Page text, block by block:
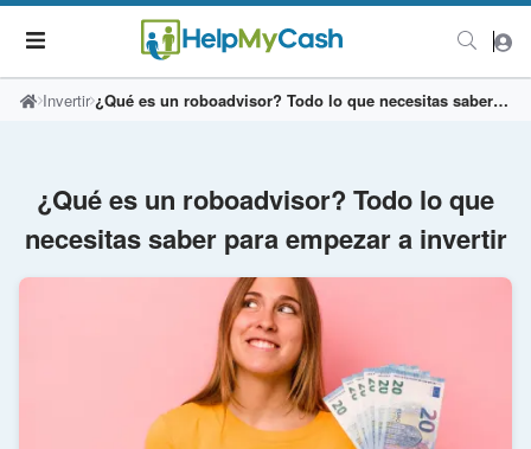
Invertir ¿Qué es un roboadvisor? Todo lo que necesitas saber para empezar a invertir
¿Qué es un roboadvisor? Todo lo que
necesitas saber para empezar a invertir